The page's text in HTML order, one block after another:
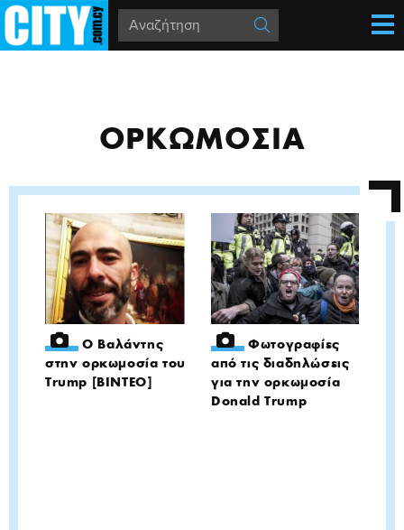
ΟΡΚΩΜΟΣΙΑ
Ο Βαλάντης
στην ορκωμοσία του
Trump [ΒΙΝΤΕΟ]
Φωτογραφίες
από τις διαδηλώσεις
για την ορκωμοσία
Donald Trump